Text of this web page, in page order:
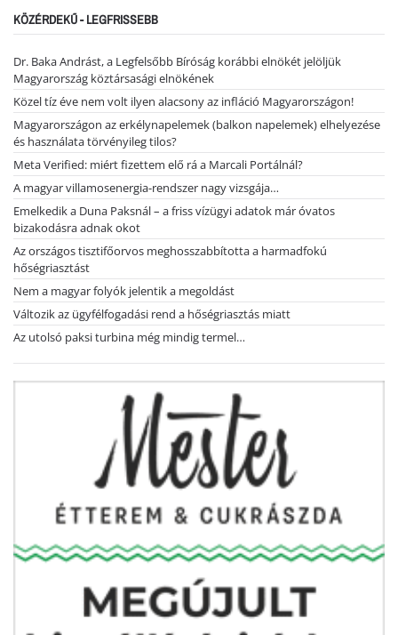
KÖZÉRDEKŰ - LEGFRISSEBB
Dr. Baka Andrást, a Legfelsőbb Bíróság korábbi elnökét jelöljük
Magyarország köztársasági elnökének
Közel tíz éve nem volt ilyen alacsony az infláció Magyarországon!
Magyarországon az erkélynapelemek (balkon napelemek) elhelyezése
és használata törvényileg tilos?
Meta Verified: miért fizettem elő rá a Marcali Portálnál?
A magyar villamosenergia-rendszer nagy vizsgája…
Emelkedik a Duna Paksnál – a friss vízügyi adatok már óvatos
bizakodásra adnak okot
Az országos tisztifőorvos meghosszabbította a harmadfokú
hőségriasztást
Nem a magyar folyók jelentik a megoldást
Változik az ügyfélfogadási rend a hőségriasztás miatt
Az utolsó paksi turbina még mindig termel…